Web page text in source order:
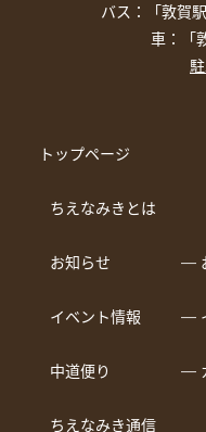
バス：「敦賀
車：「
トップページ
ちえなみきとは
お知らせ ―
イベント情報 ―
中道便り ―
ちえなみき通信